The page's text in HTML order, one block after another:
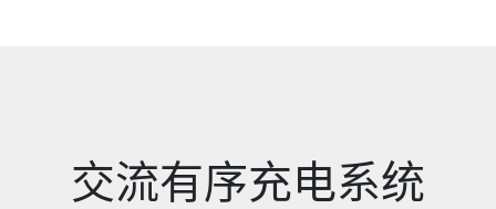
交流有序充电系统